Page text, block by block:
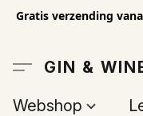
Gratis verzending
GIN &
Webshop